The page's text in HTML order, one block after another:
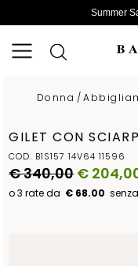
Summer
Donna /
GILET CON
COD. B1S157 14V64 11596
€ 340,00€
€ 68.00